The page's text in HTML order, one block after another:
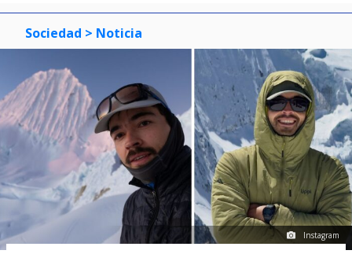
Sociedad > Noticia
Instagram